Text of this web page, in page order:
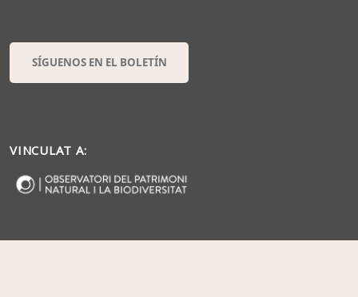
SÍGUENOS EN EL BOLETÍN
VINCULAT A: